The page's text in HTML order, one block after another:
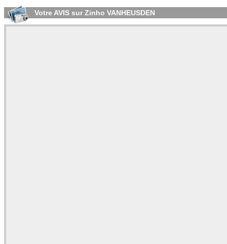
Votre AVIS sur Zinho VANHEUSDEN